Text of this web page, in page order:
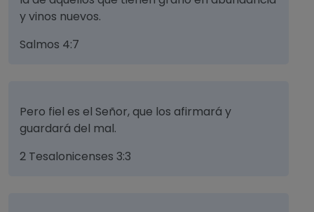
y vinos nuevos.
Salmos 4:7
Pero fiel es el Señor, que los afirmará y
guardará del mal.
2 Tesalonicenses 3:3